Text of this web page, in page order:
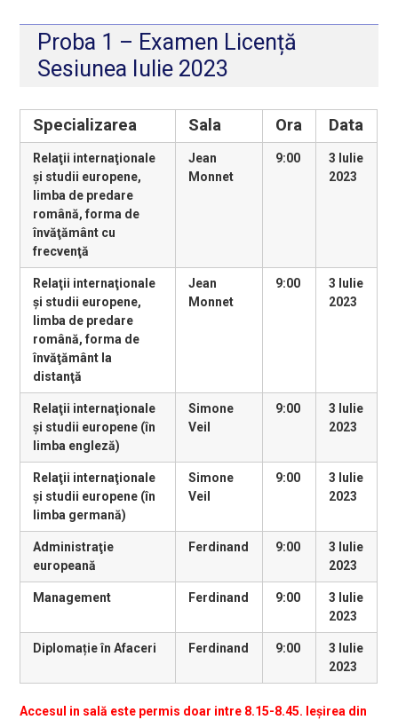
Proba 1 – Examen Licență
Sesiunea Iulie 2023
Specializarea Sala Ora Data
Relaţii internaţionale
şi studii europene,
limba de predare
română, forma de
învăţământ cu
frecvenţă
Jean
Monnet
9:00
3 Iulie
2023
Relaţii internaţionale
şi studii europene,
limba de predare
română, forma de
învăţământ la
distanţă
Jean
Monnet
9:00
3 Iulie
2023
Relaţii internaţionale
şi studii europene (în
limba engleză)
Simone
Veil
9:00
3 Iulie
2023
Relaţii internaţionale
şi studii europene (în
limba germană)
Simone
Veil
9:00
3 Iulie
2023
Administraţie
europeană
Ferdinand 9:00
3 Iulie
2023
Management Ferdinand 9:00
3 Iulie
2023
Diplomație în Afaceri Ferdinand 9:00
3 Iulie
2023
Accesul in sală este permis doar intre 8.15-8.45. Ieșirea din